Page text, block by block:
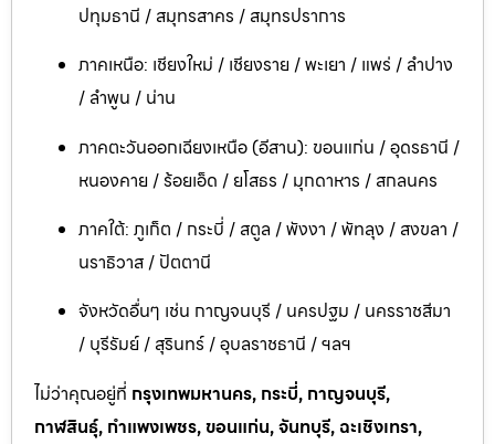
ปทุมธานี / สมุทรสาคร / สมุทรปราการ
ภาคเหนือ: เชียงใหม่ / เชียงราย / พะเยา / แพร่ / ลำปาง
/ ลำพูน / น่าน
ภาคตะวันออกเฉียงเหนือ (อีสาน): ขอนแก่น / อุดรธานี /
หนองคาย / ร้อยเอ็ด / ยโสธร / มุกดาหาร / สกลนคร
ภาคใต้: ภูเก็ต / กระบี่ / สตูล / พังงา / พัทลุง / สงขลา /
นราธิวาส / ปัตตานี
จังหวัดอื่นๆ เช่น กาญจนบุรี / นครปฐม / นครราชสีมา
/ บุรีรัมย์ / สุรินทร์ / อุบลราชธานี / ฯลฯ
ไม่ว่าคุณอยู่ที่ กรุงเทพมหานคร, กระบี่, กาญจนบุรี,
กาฬสินธุ์, กำแพงเพชร, ขอนแก่น, จันทบุรี, ฉะเชิงเทรา,